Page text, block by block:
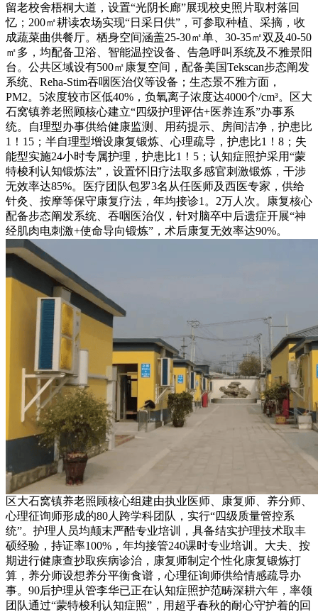
留老校舍梧桐大道，设置“光阴长廊”展现校史照片取村落回
忆；200㎡耕读农场实现“日采日供”，可参取种植、采摘，收
成蔬菜曲供餐厅。栖身空间涵盖25-30㎡单、30-35㎡双及40-50
㎡多，均配备卫浴、智能温控设备、告急呼叫系统及不雅景阳
台。公共区域设有500㎡康复空间，配备美国Tekscan步态阐发
系统、Reha-Stim吞咽医治仪等设备；生态景不雅方面，
PM2。5浓度较市区低40%，负氧离子浓度达4000个/cm³。区大
石窝镇养老照顾核心建立“四级护理评估+医养连系”办事系
统。自理型办事供给健康监测、用药提示、房间洁净，护患比
1！15；半自理型增设康复锻炼、心理疏导，护患比1！8；失
能型实施24小时专属护理，护患比1！5；认知症照护采用“蒙
特梭利认知锻炼法”，设置怀旧疗法取多感官刺激锻炼，干涉
无效率达85%。医疗团队包罗3名从任医师及西医专家，供给
针灸、按摩等保守康复疗法，年均接诊1。2万人次。康复核心
配备步态阐发系统、吞咽医治仪，针对脑卒中后遗症开展“神
经肌肉电刺激+使命导向锻炼”，术后康复无效率达90%。
区大石窝镇养老照顾核心组建由执业医师、康复师、养分师、
心理征询师形成的80人跨学科团队，实行“四级质量管控系
统”。护理人员均颠末严酷专业培训，具备结实护理技术取丰
硕经验，持证率100%，年均接管240课时专业培训。大夫、按
期进行健康查抄取疾病诊治，康复师制定个性化康复锻炼打
算，养分师设想养分平衡食谱，心理征询师供给情感疏导办
事。90后护理从管李华已正在认知症照护范畴深耕六年，率领
团队通过“蒙特梭利认知症照”，用超乎春秋的耐心守护着的回